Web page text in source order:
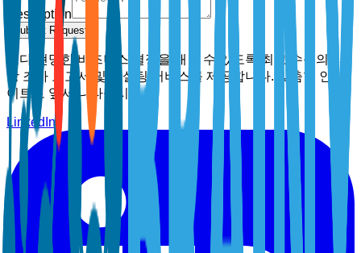
Description
Submit Request
보다 현명한 비즈니스 결정을 내릴 수 있도록 최고 수준의 시
장 조사 보고서 및 컨설팅 서비스를 제공합니다. 맞춤형 인사
이트로 앞서 나타십시오.
LinkedIn